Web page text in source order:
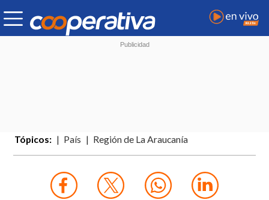
Tópicos: País Región de La Araucanía